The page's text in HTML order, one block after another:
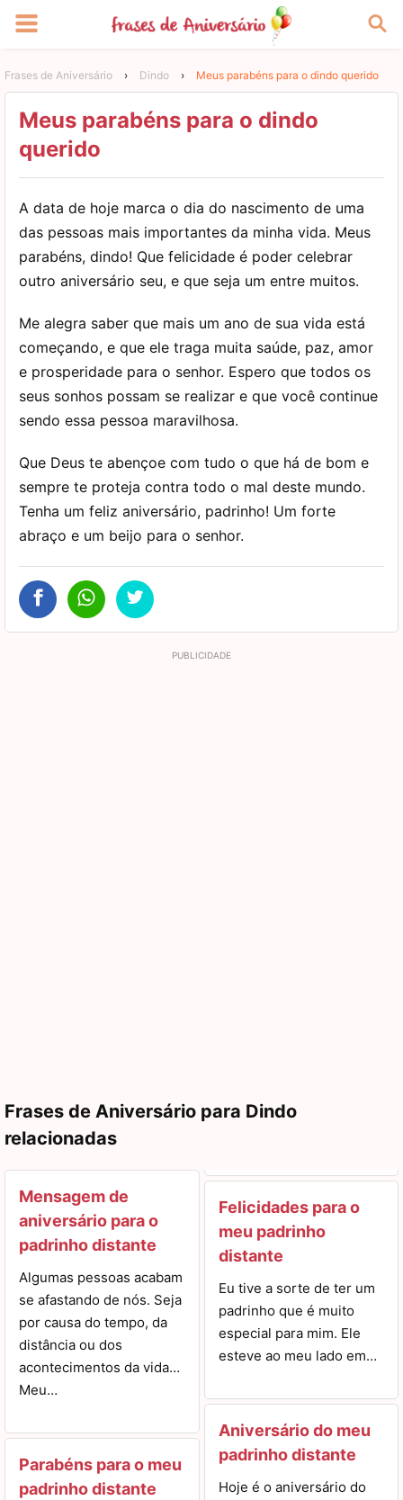
Frases de Aniversário › Dindo › Meus parabéns para o dindo querido
Meus parabéns para o dindo
querido
A data de hoje marca o dia do nascimento de uma
das pessoas mais importantes da minha vida. Meus
parabéns, dindo! Que felicidade é poder celebrar
outro aniversário seu, e que seja um entre muitos.
Me alegra saber que mais um ano de sua vida está
começando, e que ele traga muita saúde, paz, amor
e prosperidade para o senhor. Espero que todos os
seus sonhos possam se realizar e que você continue
sendo essa pessoa maravilhosa.
Que Deus te abençoe com tudo o que há de bom e
sempre te proteja contra todo o mal deste mundo.
Tenha um feliz aniversário, padrinho! Um forte
abraço e um beijo para o senhor.
Frases de Aniversário para Dindo
relacionadas
Mensagem de
aniversário para o
padrinho distante
Algumas pessoas acabam
se afastando de nós. Seja
por causa do tempo, da
distância ou dos
acontecimentos da vida…
Meu…
Parabéns para o meu
padrinho distante
Felicidades para o
meu padrinho
distante
Eu tive a sorte de ter um
padrinho que é muito
especial para mim. Ele
esteve ao meu lado em…
Aniversário do meu
padrinho distante
Hoje é o aniversário do